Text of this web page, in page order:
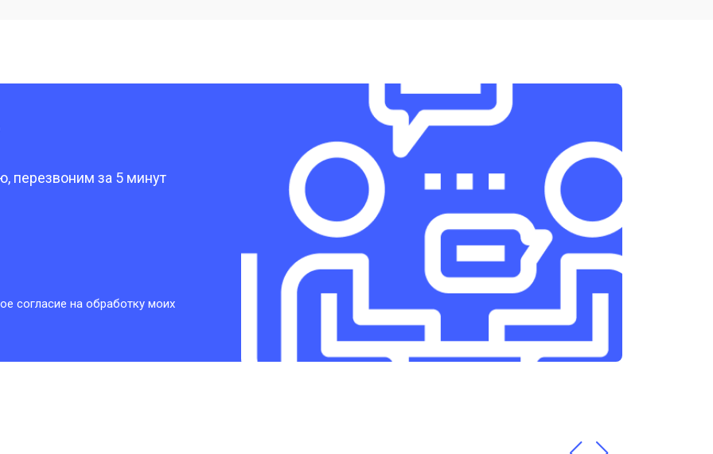
от 3300 ₽
от 1400 ₽ Заказать
от 2700 ₽ Заказать
от 950 ₽ Заказать
от 1750 ₽
перезвоним за 5 минут
согласие на обработку моих